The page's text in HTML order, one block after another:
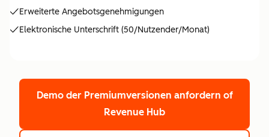
Erweiterte Angebotsgenehmigungen
Elektronische Unterschrift (50/Nutzender/Monat)
Demo der Premiumversionen anfordern of
Revenue Hub